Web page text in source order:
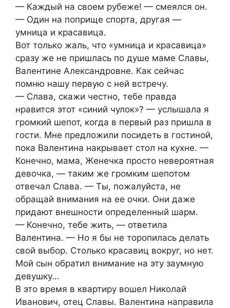
— Каждый на своем рубеже! — смеялся он.
— Один на поприще спорта, другая —
умница и красавица.
Вот только жаль, что «умница и красавица»
сразу же не пришлась по душе маме Славы,
Валентине Александровне. Как сейчас
помню нашу первую с ней встречу.
— Слава, скажи честно, тебе правда
нравится этот «синий чулок»? — услышала я
громкий шепот, когда в первый раз пришла в
гости. Мне предложили посидеть в гостиной,
пока Валентина накрывает стол на кухне. —
Конечно, мама, Женечка просто невероятная
девочка, — таким же громким шепотом
отвечал Слава. — Ты, пожалуйста, не
обращай внимания на ее очки. Они даже
придают внешности определенный шарм.
— Конечно, тебе жить, — ответила
Валентина. — Но я бы не торопилась делать
свой выбор. Столько красавиц вокруг, но нет.
Мой сын обратил внимание на эту заумную
девушку…
В это время в квартиру вошел Николай
Иванович, отец Славы. Валентина направила